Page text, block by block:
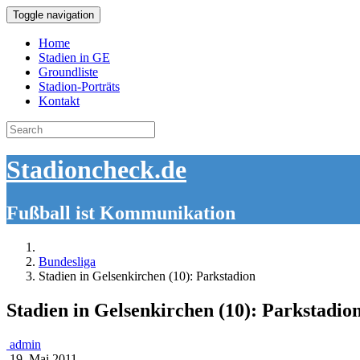
Toggle navigation
Home
Stadien in GE
Groundliste
Stadion-Porträts
Kontakt
Search
for:
Stadioncheck.de
Fußball ist Kommunikation
Bundesliga
Stadien in Gelsenkirchen (10): Parkstadion
Stadien in Gelsenkirchen (10):
admin